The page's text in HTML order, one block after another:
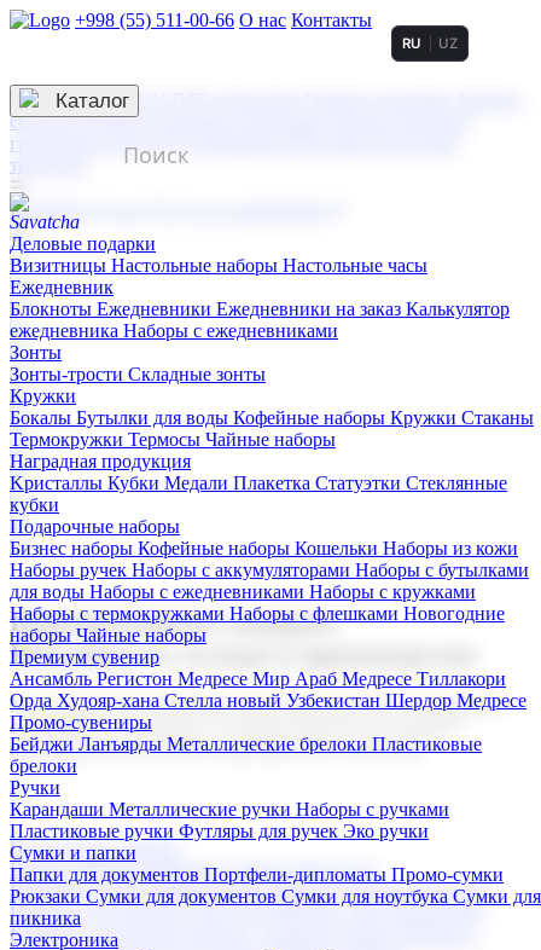
+998 (55) 511-00-66 О нас Контакты
3D гравировка
смолой (Doming)
гравировка твердая
тиснение
RU UZ
☰
Контакты
Каталог
Деловые подарки
Визитницы Настольные наборы Настольные часы
Ежедневник
Блокноты Ежедневники Ежедневники на заказ Калькулятор
ежедневника Наборы с ежедневниками
Зонты
Зонты-трости Складные зонты
Кружки
Бокалы Бутылки для воды Кофейные наборы Кружки Стаканы
Термокружки Термосы Чайные наборы
Наградная продукция
Kристаллы Кубки Медали Плакетка Статуэтки Стеклянные
кубки
Подарочные наборы
Бизнес наборы Кофейные наборы Кошельки Наборы из кожи
Наборы ручек Наборы с аккумуляторами Наборы с бутылками
для воды Наборы с ежедневниками Наборы с кружками
Наборы с термокружками Наборы с флешками Новогодние
наборы Чайные наборы
Премиум сувенир
Ансамбль Регистон Медресе Мир Араб Медресе Тиллакори
Орда Худояр-хана Стелла новый Узбекистан Шердор Медресе
Промо-сувениры
Бейджи Ланъярды Металлические брелоки Пластиковые
брелоки
Ручки
Карандаши Металлические ручки Наборы с ручками
Пластиковые ручки Футляры для ручек Эко ручки
Сумки и папки
Папки для документов Портфели-дипломаты Промо-сумки
Рюкзаки Сумки для документов Сумки для ноутбука Сумки для
пикника
Электроника
Корпоративные подарки
Поставка со склада и производство
Мы предлагаем широкий выбор корпоративных подарков и
сувениров с логотипом. В нашем каталоге вы найдете
продукцию для бизнеса, мероприятия и клиентов.
Подарочные наборы
Бизнес наборыКофейные наборы Кошельки
Наборы из кожиНаборы ручекНаборы с аккумуляторами
Наборы с бутылками для воды
Наборы с ежедневниками
Наборы с кружками